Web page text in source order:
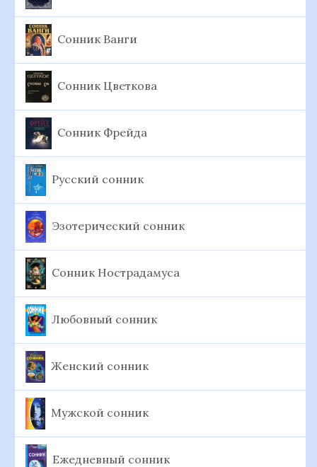
Сонник Ванги
Сонник Цветкова
Сонник Фрейда
Русский сонник
Эзотерический сонник
Сонник Нострадамуса
Любовный сонник
Женский сонник
Мужской сонник
Ежедневный сонник